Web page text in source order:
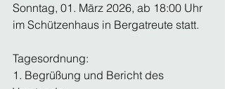
Sonntag, 01. März 2026, ab 18:00 Uhr
im Schützenhaus in Bergatreute statt.
Tagesordnung:
1. Begrüßung und Bericht des